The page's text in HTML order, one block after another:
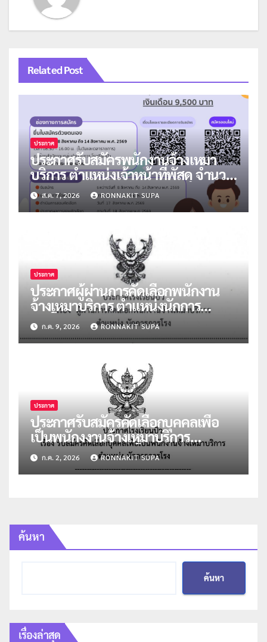
Related Post
ประกาศ
ประกาศรับสมัครพนักงานจ้างเหมา
บริการ ตำแหน่งเจ้าหน้าที่พัสดุ จำนวน
1 อัตรา
ส.ค. 7, 2026 RONNAKIT SUPA
ประกาศ
ประกาศผู้ผ่านการคัดเลือกพนักงาน
จ้างเหมาบริการ ตำแหน่งนักการ
ภารโรง จำนวน 2 อัตรา
ก.ค. 9, 2026 RONNAKIT SUPA
ประกาศ
ประกาศรับสมัครคัดเลือกบุคคลเพื่อ
เป็นพนักงงานจ้างเหมาบริการ
ตำแหน่งนักการภารโรง
ก.ค. 2, 2026 RONNAKIT SUPA
ค้นหา
ค้นหา
เรื่องล่าสุด